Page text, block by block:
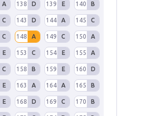
A 138 D 139 E 140 B
C 143 D 144 A 145 C
C 148 A 149 C 150 A
E 153 C 154 E 155 A
C 158 B 159 E 160 D
E 163 A 164 A 165 B
E 168 D 169 C 170 B